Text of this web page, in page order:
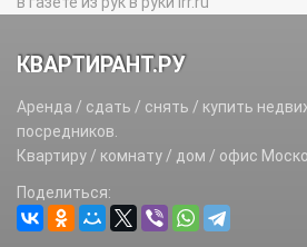
Большая Володарка д.
Большое Саврасово д.
Булатниково с.
Булатниковское с/п.
Бутово п.
Володарского п.
Володарское с/п.
КВАРТИРАНТ.РУ
Аренда / сдать / снять / купить
посредников.
Квартиру / комнату / дом / офис
Поделиться: